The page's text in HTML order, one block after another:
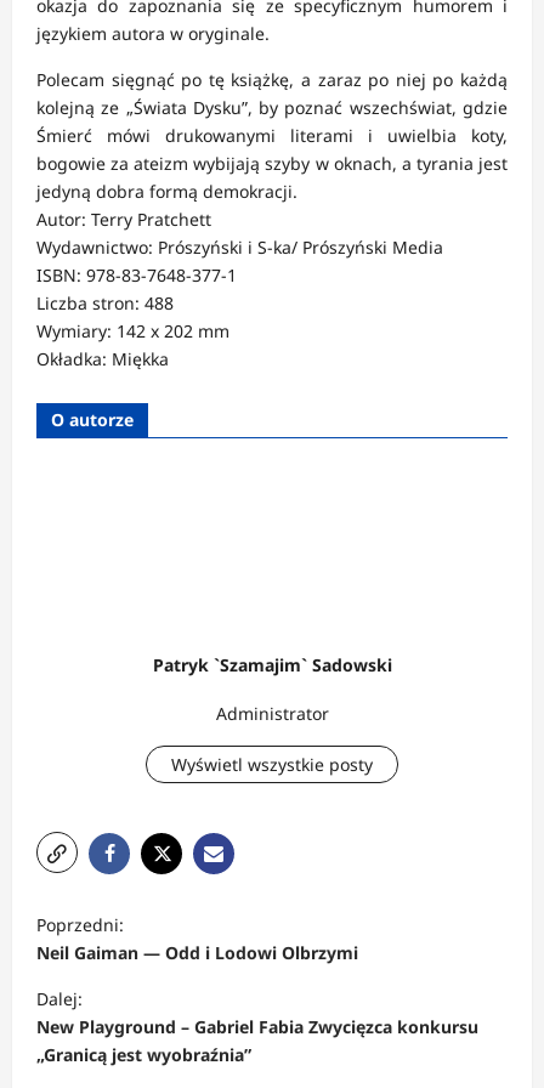
okazja do zapoznania się ze specyficznym humorem i
językiem autora w oryginale.
Polecam sięgnąć po tę książkę, a zaraz po niej po każdą
kolejną ze „Świata Dysku”, by poznać wszechświat, gdzie
Śmierć mówi drukowanymi literami i uwielbia koty,
bogowie za ateizm wybijają szyby w oknach, a tyrania jest
jedyną dobra formą demokracji.
Autor: Terry Pratchett
Wydawnictwo: Prószyński i S-ka/ Prószyński Media
ISBN: 978-83-7648-377-1
Liczba stron: 488
Wymiary: 142 x 202 mm
Okładka: Miękka
O autorze
Patryk `Szamajim` Sadowski
Administrator
Wyświetl wszystkie posty
o
b
a
c
Poprzedni:
Neil Gaiman — Odd i Lodowi Olbrzymi
Dalej:
New Playground – Gabriel Fabia Zwycięzca konkursu
„Granicą jest wyobraźnia”